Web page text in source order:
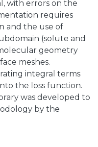
with errors on the
requires
and the use of
(solute and
geometry
meshes.
integral terms
the loss function.
was developed to
by the